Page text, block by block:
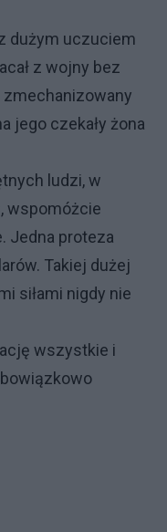
dużym uczuciem
z wojny bez
zmechanizowany
jego czekały żona
ludzi,w
,wspomóżcie
. Jedna proteza
. Takiej dużej
siłami nigdy nie
wszystkie i